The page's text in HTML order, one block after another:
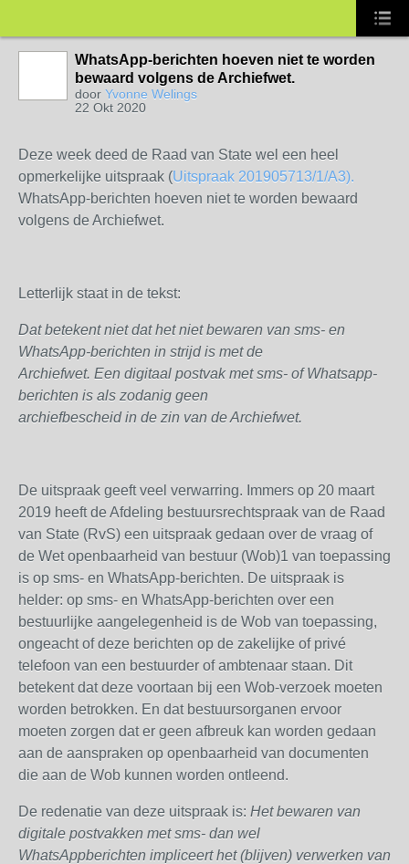
WhatsApp-berichten hoeven niet te worden
bewaard volgens de Archiefwet.
door Yvonne Welings
22 Okt 2020
Deze week deed de Raad van State wel een heel
opmerkelijke uitspraak (Uitspraak 201905713/1/A3).
WhatsApp-berichten hoeven niet te worden bewaard
volgens de Archiefwet.
Letterlijk staat in de tekst:
Dat betekent niet dat het niet bewaren van sms- en
WhatsApp-berichten in strijd is met de
Archiefwet. Een digitaal postvak met sms- of Whatsapp-
berichten is als zodanig geen
archiefbescheid in de zin van de Archiefwet.
De uitspraak geeft veel verwarring. Immers op 20 maart
2019 heeft de Afdeling bestuursrechtspraak van de Raad
van State (RvS) een uitspraak gedaan over de vraag of
de Wet openbaarheid van bestuur (Wob)1 van toepassing
is op sms- en WhatsApp-berichten. De uitspraak is
helder: op sms- en WhatsApp-berichten over een
bestuurlijke aangelegenheid is de Wob van toepassing,
ongeacht of deze berichten op de zakelijke of privé
telefoon van een bestuurder of ambtenaar staan. Dit
betekent dat deze voortaan bij een Wob-verzoek moeten
worden betrokken. En dat bestuursorganen ervoor
moeten zorgen dat er geen afbreuk kan worden gedaan
aan de aanspraken op openbaarheid van documenten
die aan de Wob kunnen worden ontleend.
De redenatie van deze uitspraak is: Het bewaren van
digitale postvakken met sms- dan wel
WhatsAppberichten impliceert het (blijven) verwerken van